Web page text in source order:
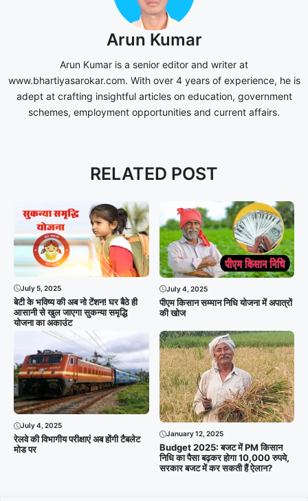
Arun Kumar
Arun Kumar is a senior editor and writer at
www.bhartiyasarokar.com. With over 4 years of experience, he is
adept at crafting insightful articles on education, government
schemes, employment opportunities and current affairs.
RELATED POST
July 5, 2025
बेटी के भविष्य की अब नो टेंशन! घर बैठे ही
आसानी से खुल जाएगा सुकन्या समृद्धि
योजना का अकाउंट
July 4, 2025
पीएम किसान सम्मान निधि योजना में अपात्रों
की खोज
July 4, 2025
रेलवे की विभागीय परीक्षाएं अब होंगी टैबलेट
मोड पर
January 12, 2025
Budget 2025: बजट में PM किसान
निधि का पैसा बढ़कर होगा 10,000 रुपये,
सरकार बजट में कर सकती हैं ऐलान?